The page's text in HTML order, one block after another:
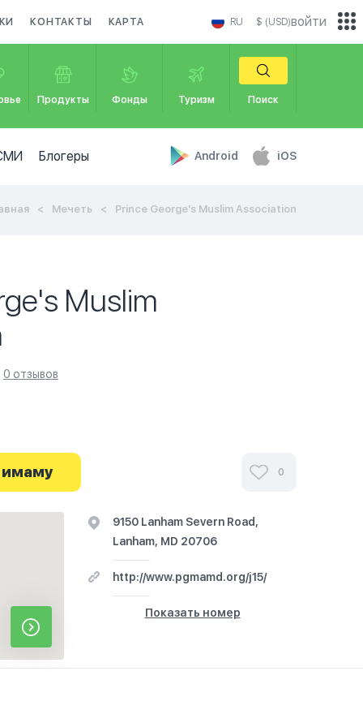
КОНТАКТЫ КАРТА RU $ (USD)
Продукты Фонды Туризм Поиск
Блогеры Android iOS
войти
Мечеть Prince George's Muslim Association
Muslim
0 отзывов
посетителей Prince George's Muslim
на фотографиях и узнайте о часах работы.
начинается здесь.
имаму 0
9150 Lanham Severn Road,
Lanham, MD 20706
http://www.pgmamd.org/j15/
Показать номер